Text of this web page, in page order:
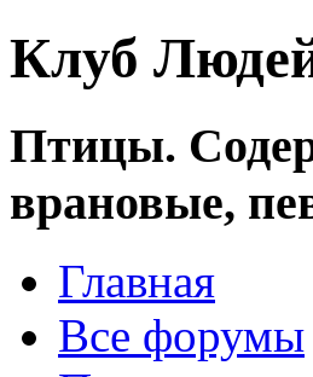
Клуб
Птицы.
врановые,
Главная
Все форумы